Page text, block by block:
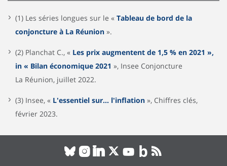
(1) Les séries longues sur le « Tableau de bord de la
conjoncture à La Réunion ».
(2) Planchat C., « Les prix augmentent de 1,5 % en 2021 »,
in « Bilan économique 2021 », Insee Conjoncture
La Réunion, juillet 2022.
(3) Insee, « L'essentiel sur... l'inflation », Chiffres clés,
février 2023.